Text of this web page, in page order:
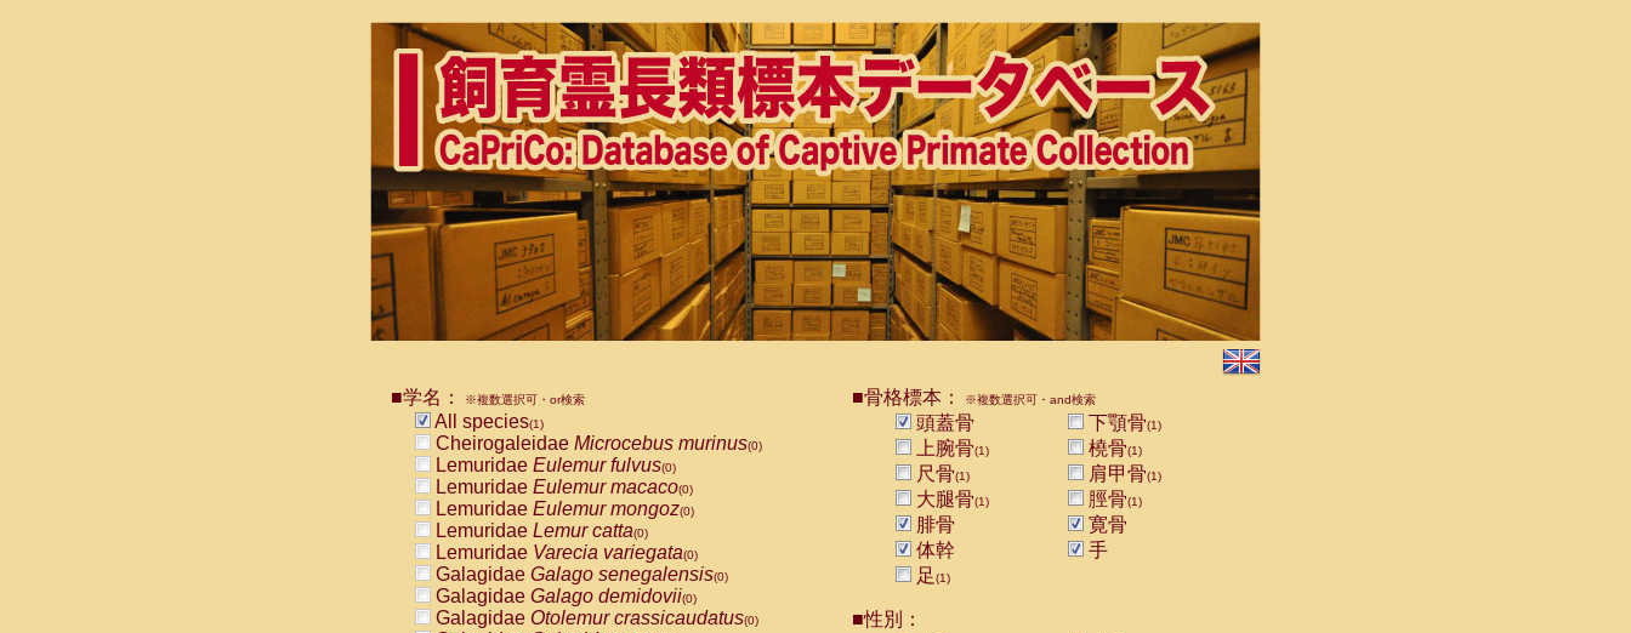
■学名： ※複数選択可・or検索
All species(1)
Cheirogaleidae Microcebus murinus(0)
Lemuridae Eulemur fulvus(0)
Lemuridae Eulemur macaco(0)
Lemuridae Eulemur mongoz(0)
Lemuridae Lemur catta(0)
Lemuridae Varecia variegata(0)
Galagidae Galago senegalensis(0)
Galagidae Galago demidovii(0)
Galagidae Otolemur crassicaudatus(0)
■骨格標本： ※複数選択可・and検索
頭蓋骨 下顎骨(1)
上腕骨(1) 橈骨(1)
尺骨(1) 肩甲骨(1)
大腿骨(1) 脛骨(1)
腓骨
寛骨
体幹
手
足(1)
■性別：